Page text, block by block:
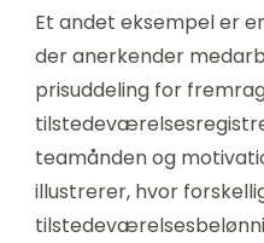
Et andet eksempel er
der anerkender
prisuddeling for
teamånden og
illustrerer, hvor